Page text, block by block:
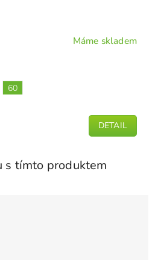
Máme skladem
DETAIL
60
s tímto produktem